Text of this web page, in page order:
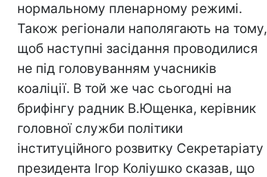
нормальному пленарному режимі.
Також регіонали наполягають на тому,
щоб наступні засідання проводилися
не під головуванням учасників
коаліції. В той же час сьогодні на
брифінгу радник В.Ющенка, керівник
головної служби політики
інституційного розвитку Секретаріату
президента Ігор Коліушко сказав, що